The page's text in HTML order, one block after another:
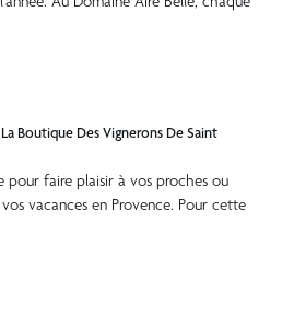
Boutique Des Vignerons De Saint
pour faire plaisir à vos proches ou
vacances en Provence. Pour cette